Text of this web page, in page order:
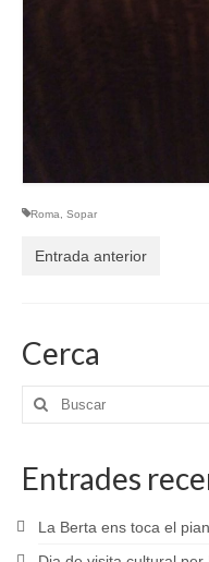
Roma, Sopar
Entrada anterior
Cerca
Buscar
por:
Entrades
La Berta ens toca el